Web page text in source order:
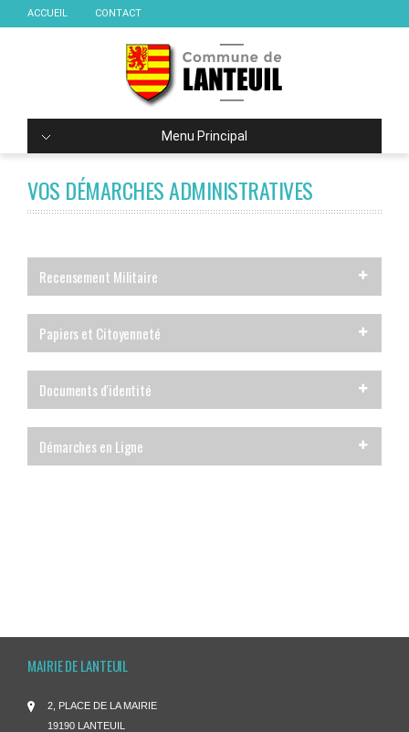
ACCUEIL CONTACT
Menu Principal
VOS DÉMARCHES ADMINISTRATIVES
Recensement Militaire
Papiers et Citoyenneté
Documents d'identité
Démarches en Ligne
MAIRIE DE LANTEUIL
2, PLACE DE LA MAIRIE
19190 LANTEUIL